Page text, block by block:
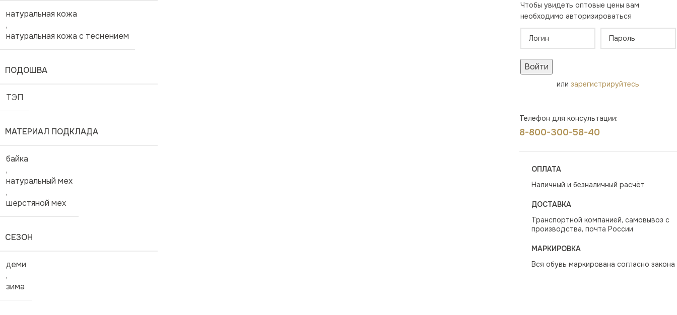
натуральная кожа
,
натуральная кожа с теснением
ПОДОШВА
ТЭП
МАТЕРИАЛ ПОДКЛАДА
байка
,
натуральный мех
,
шерстяной мех
СЕЗОН
деми
,
зима
Чтобы увидеть оптовые цены вам
необходимо авторизироваться
Войти
илизарегистрируйтесь
Телефон для консультации:
8-800-300-58-40
ОПЛАТА
Наличный и безналичный расчёт
ДОСТАВКА
Транспортной компанией, самовывоз с
производства, почта России
МАРКИРОВКА
Вся обувь маркирована согласно закона